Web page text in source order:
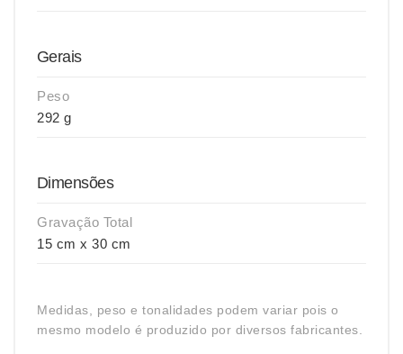
Gerais
Peso
292 g
Dimensões
Gravação Total
15 cm x 30 cm
Medidas, peso e tonalidades podem variar pois o
mesmo modelo é produzido por diversos fabricantes.